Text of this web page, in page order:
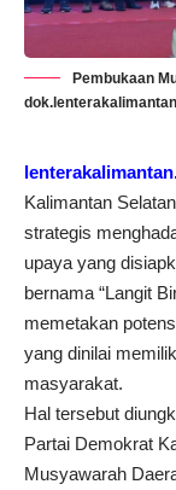
Pembukaan
Kalimantan
strategis
upaya yang
bernama “Langit
memetakan
yang dinilai
masyarakat.
Hal tersebut
Partai Demokrat
Musyawarah